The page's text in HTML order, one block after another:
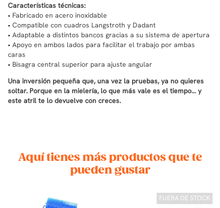
Características técnicas:
• Fabricado en acero inoxidable
• Compatible con cuadros Langstroth y Dadant
• Adaptable a distintos bancos gracias a su sistema de apertura
• Apoyo en ambos lados para facilitar el trabajo por ambas
caras
• Bisagra central superior para ajuste angular
Una inversión pequeña que, una vez la pruebas, ya no quieres
soltar. Porque en la mielería, lo que más vale es el tiempo… y
este atril te lo devuelve con creces.
Aquí tienes más productos que te
pueden gustar
FUERA DE STOCK